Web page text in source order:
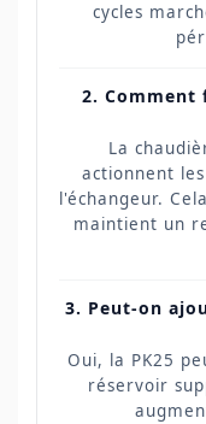
cycles
2. Comment
La
actionnent
l'échangeur.
maintient un
3. Peut-on
Oui, la PK25
réservoir